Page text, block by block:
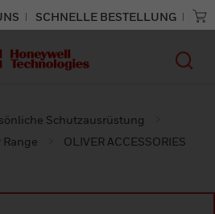
SCHNELLE BESTELLUNG
Schutzausrüstung
Range
OLIVER ACCESSORIES